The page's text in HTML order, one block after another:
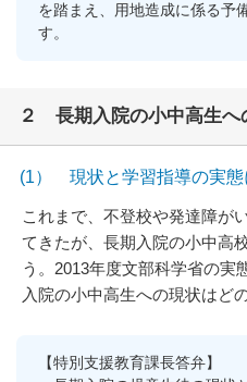
を踏まえ、用地造成に係る予
す。
２ 長期入院の小中高生へ
(1） 現状と学習指導の実態
これまで、不登校や発達障が
てきたが、長期入院の小中高
う。2013年度文部科学省の実
入院の小中高生への現状はど
【特別支援教育課長答弁】